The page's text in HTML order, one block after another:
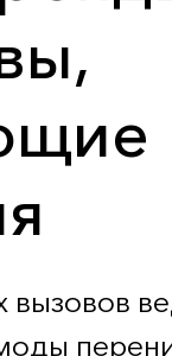
вызовов